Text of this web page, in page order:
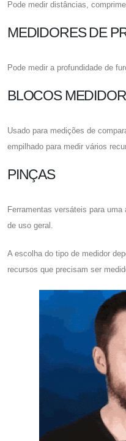
Pode medir distâncias,
MEDIDORES DE
Pode medir a profundidade de
BLOCOS
Usado para medições de
empilhado para medir vários
PINÇAS
Ferramentas versáteis para
de uso geral.
A escolha do tipo de medidor
recursos que precisam ser